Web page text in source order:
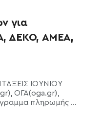
για
ΔΕΚΟ, ΑΜΕΑ,
ΙΟΥΝΙΟΥ
ΟΓΑ(oga.gr),
πληρωμής ...